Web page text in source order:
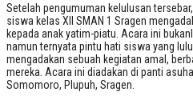
Setelah pengumuman kelulusan
siswa kelas XII SMAN 1 Sragen
kepada anak yatim-piatu. Acara ini
namun ternyata pintu hati siswa yang
mengadakan sebuah kegiatan amal,
mereka. Acara ini diadakan di panti
Somomoro, Plupuh, Sragen.